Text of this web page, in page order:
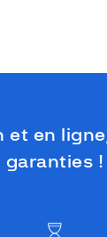
et en
garanties !